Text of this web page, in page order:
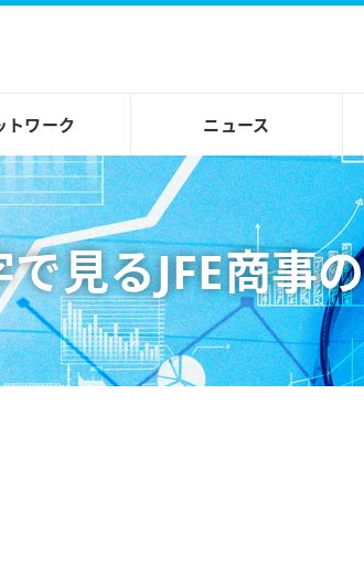
トワーク ニュース
見るJFE商事